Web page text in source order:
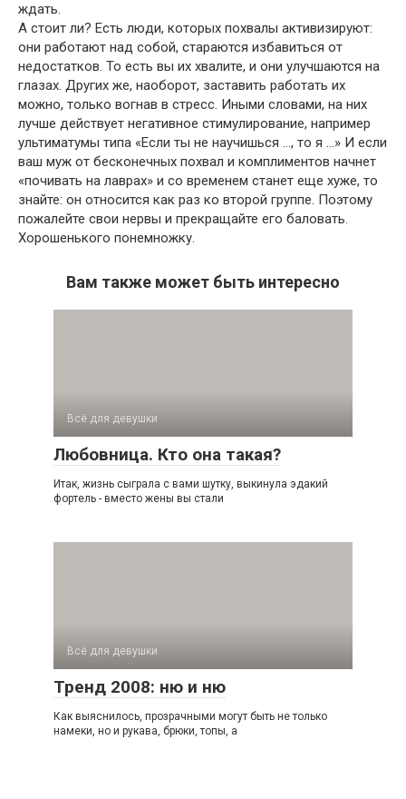
ждать.
А стоит ли? Есть люди, которых похвалы активизируют:
они работают над собой, стараются избавиться от
недостатков. То есть вы их хвалите, и они улучшаются на
глазах. Других же, наоборот, заставить работать их
можно, только вогнав в стресс. Иными словами, на них
лучше действует негативное стимулирование, например
ультиматумы типа «Если ты не научишься …, то я …» И если
ваш муж от бесконечных похвал и комплиментов начнет
«почивать на лаврах» и со временем станет еще хуже, то
знайте: он относится как раз ко второй группе. Поэтому
пожалейте свои нервы и прекращайте его баловать.
Хорошенького понемножку.
Вам также может быть интересно
Всё для девушки
Любовница. Кто она такая?
Итак, жизнь сыграла с вами шутку, выкинула эдакий
фортель - вместо жены вы стали
Всё для девушки
Тренд 2008: ню и ню
Как выяснилось, прозрачными могут быть не только
намеки, но и рукава, брюки, топы, а